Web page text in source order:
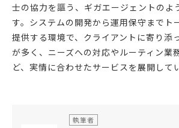
士の協力を謳う、ギガエージェントのよ
す。システムの開発から運用保守までト
提供する環境で、クライアントに寄り添
が多く、ニーズへの対応やルーティン業
ど、実情に合わせたサービスを展開して
執筆者